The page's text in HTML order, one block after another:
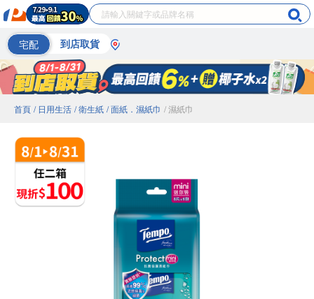
宅配 到店取貨
首頁 / 日用生活 / 衛生紙 / 面紙．濕紙巾 / 濕紙巾